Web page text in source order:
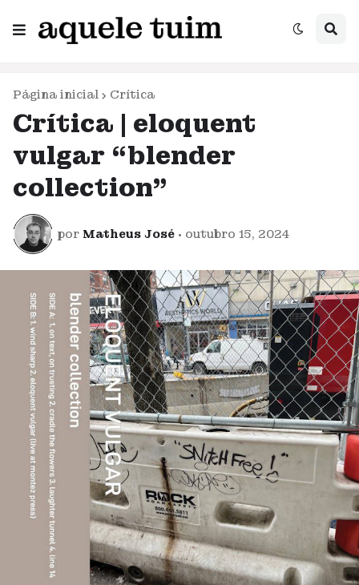
Página inicial Crítica
Crítica | eloquent
vulgar “blender
collection”
por Matheus José • outubro 15, 2024